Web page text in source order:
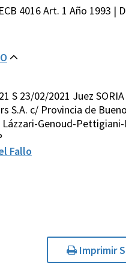
4016 Art. 1 Año 1993 |
S 23/02/2021 Juez
S.A. c/ Provincia de
Genoud-
Fallo
Imprimir